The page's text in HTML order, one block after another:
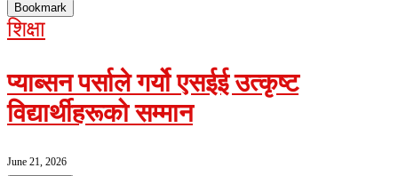
Bookmark
शिक्षा
प्याब्सन पर्साले गर्यो एसईई उत्कृष्ट
विद्यार्थीहरूको सम्मान
June 21, 2026